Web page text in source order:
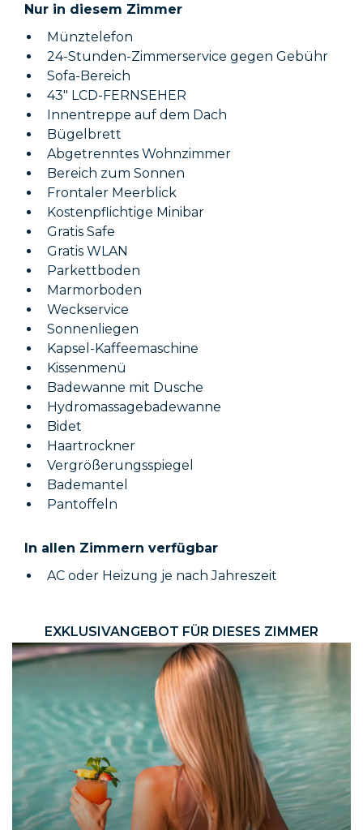
Nur in diesem Zimmer
Münztelefon
24-Stunden-Zimmerservice gegen Gebühr
Sofa-Bereich
43" LCD-FERNSEHER
Innentreppe auf dem Dach
Bügelbrett
Abgetrenntes Wohnzimmer
Bereich zum Sonnen
Frontaler Meerblick
Kostenpflichtige Minibar
Gratis Safe
Gratis WLAN
Parkettboden
Marmorboden
Weckservice
Sonnenliegen
Kapsel-Kaffeemaschine
Kissenmenü
Badewanne mit Dusche
Hydromassagebadewanne
Bidet
Haartrockner
Vergrößerungsspiegel
Bademantel
Pantoffeln
In allen Zimmern verfügbar
AC oder Heizung je nach Jahreszeit
EXKLUSIVANGEBOT FÜR DIESES ZIMMER